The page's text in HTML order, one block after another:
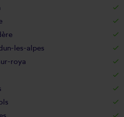
les-alpes
roya